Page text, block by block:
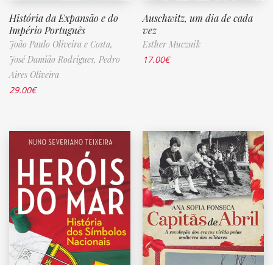
História da Expansão e do
Império Português
João Paulo Oliveira e Costa,
José Damião Rodrigues, Pedro
Aires Oliveira
29.00€
Auschwitz, um dia de cada
vez
Esther Mucznik
17.00€